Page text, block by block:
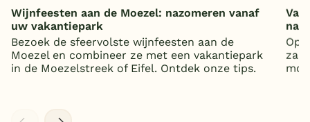
Wijnfeesten aan de Moezel: nazomeren vanaf
uw vakantiepark
Bezoek de sfeervolste wijnfeesten aan de
Moezel en combineer ze met een vakantiepark
in de Moezelstreek of Eifel. Ontdek onze tips.
Op